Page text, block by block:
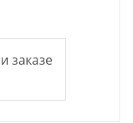
заказе